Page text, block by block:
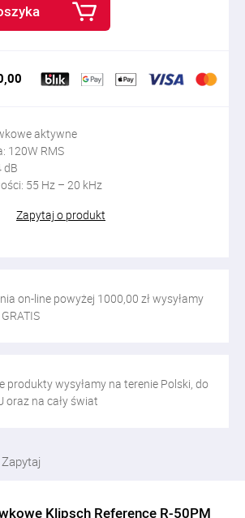
aktywne
120W RMS
dB
55 Hz – 20 kHz
Zapytaj o produkt
on-line powyżej 1000,00 zł wysyłamy
produkty wysyłamy na terenie Polski, do
oraz na cały świat
Zapytaj
Klipsch Reference R-50PM